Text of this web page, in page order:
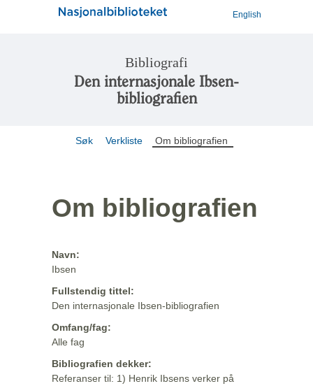
English
Bibliografi
Den internasjonale Ibsen-
bibliografien
Søk Verkliste Om bibliografien
Om bibliografien
Navn:
Ibsen
Fullstendig tittel:
Den internasjonale Ibsen-bibliografien
Omfang/fag:
Alle fag
Bibliografien dekker:
Referanser til: 1) Henrik Ibsens verker på